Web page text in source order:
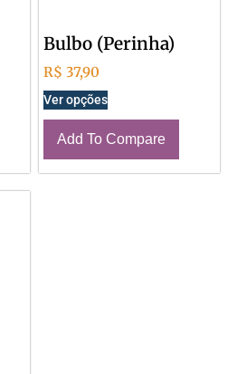
Bulbo (Perinha)
R$ 37,90
Ver opções
Add To Compare